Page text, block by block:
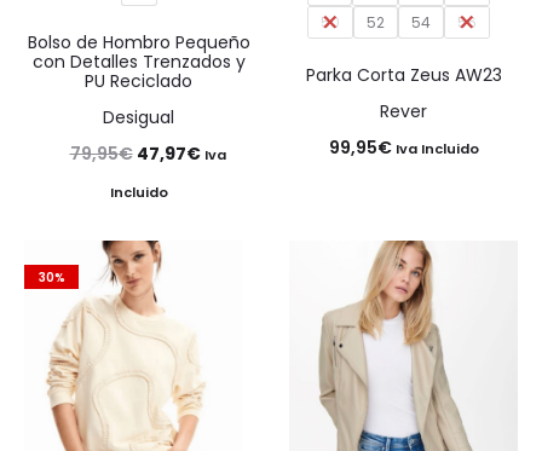
Bolso de Hombro Pequeño
con Detalles Trenzados y
PU Reciclado
Desigual
79,95€ El
precio
era:
79,95€.
47,97€ElIva
Incluido
50
52 54 56
Parka Corta Zeus AW23
Rever
99,95€ Iva Incluido
30%